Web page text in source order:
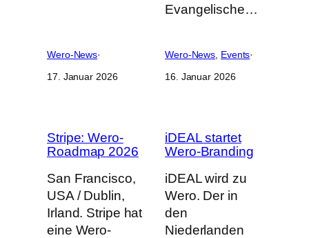
Wero-News·
17. Januar 2026
Evangelische…
Wero-News Events·
16. Januar 2026
Stripe: Wero-
Roadmap 2026
San Francisco,
USA / Dublin,
Irland. Stripe hat
eine Wero-
iDEAL startet
Wero-Branding
iDEAL wird zu
Wero. Der in
den
Niederlanden